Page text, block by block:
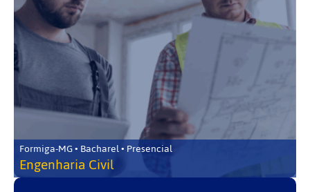
Formiga-MG • Bacharel • Presencial
Engenharia Civil